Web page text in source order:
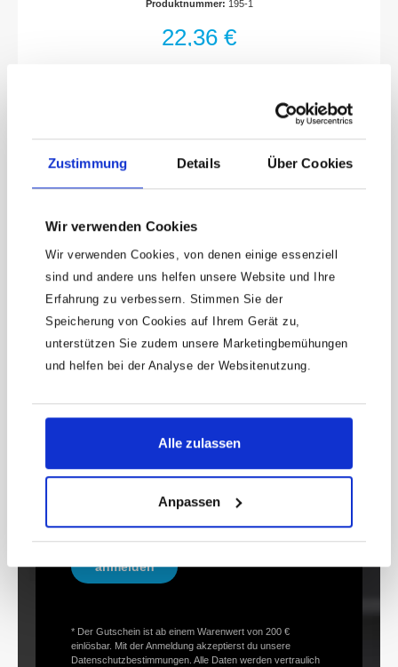
Zustimmung Details Über Cookies
Wir verwenden Cookies
Wir verwenden Cookies, von denen einige essenziell
sind und andere uns helfen unsere Website und Ihre
Erfahrung zu verbessern. Stimmen Sie der
Speicherung von Cookies auf Ihrem Gerät zu,
unterstützen Sie zudem unsere Marketingbemühungen
und helfen bei der Analyse der Websitenutzung.
Alle zulassen
Anpassen
HängegriffAus nicht absorbierendem
Schaumstoff mit geschlossenen ZellenMade
In GermanyAbmessungen / Länge: 450 mm x
Produktnummer: 195-1
22,36 €
Keine Angebote
mehr verpassen!
zusätzlich einen 15€ Gutschein* für deinen
nächsten Einkauf.
anmelden
* Der Gutschein ist ab einem Warenwert von 200 €
einlösbar. Mit der Anmeldung akzeptierst du unsere
Datenschutzbestimmungen. Alle Daten werden vertraulich